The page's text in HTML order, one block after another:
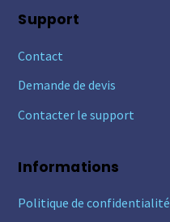
Support
Contact
Demande de devis
Contacter le support
Informations
Politique de confidentialité